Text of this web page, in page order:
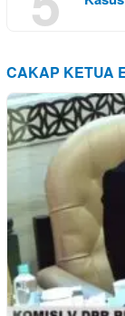
CAKAP KETUA